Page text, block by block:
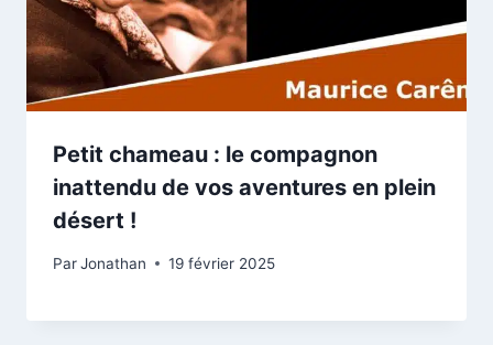
Petit chameau : le compagnon
inattendu de vos aventures en plein
désert !
ParJonathan 19 février 2025